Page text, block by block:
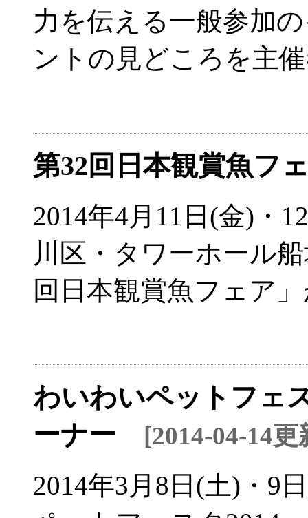
力を伝える一般参加
ントの見どころを主
第32回日本観賞魚
2014年4月11日(金)・
川区・タワーホール
回日本観賞魚フェア
わいわいペットフェ
ーナー [2014-04-14更
2014年3月8日(土)・9